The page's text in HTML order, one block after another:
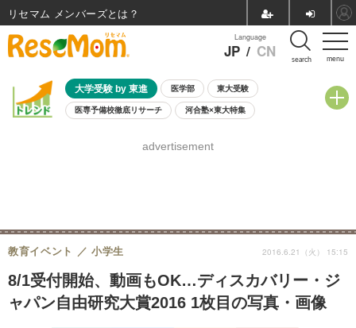
menu
Language
JP / CN search
大学受験 by 東進 医学部 東大受験
医専予備校徹底リサーチ 河合塾×東大特集
8月開催学校説明会・相談会
advertisement
8/1受付開始、動画もOK…ディスカバリー・ジ
ャパン自由研究大賞2016 1枚目の写真・画像
教育イベント 小学生 2016.6.21（火） 15:15
リセマム メンバーズ